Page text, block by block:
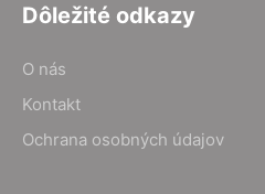
Dôležité odkazy
O nás
Kontakt
Ochrana osobných údajov